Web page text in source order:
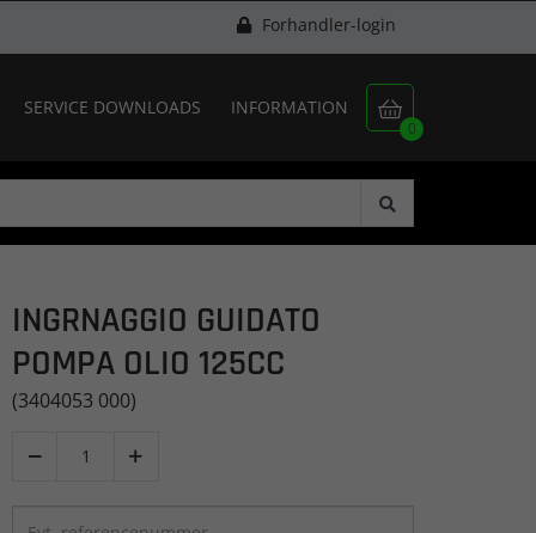
Forhandler-login

0
SERVICE DOWNLOADS INFORMATION
INGRNAGGIO GUIDATO
POMPA OLIO 125CC
(3404053 000)
 